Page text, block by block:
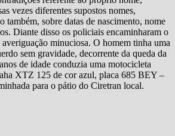
vezes diferentes supostos nomes,
também, sobre datas de nascimento, nome
Diante disso os policiais encaminharam o
minuciosa. O homem tinha uma
sem gravidade, decorrente da queda da
de idade conduzia uma motocicleta
XTZ 125 de cor azul, placa 685 BEY –
para o pátio do Ciretran local.